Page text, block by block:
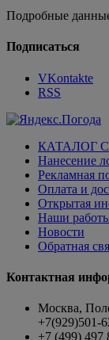
Подробные
Подписаться
VKontakte
RSS
КАТАЛОГ
Нанесение
Рекламная
Оплата и
Открытая
Наши
Новости
Обратная
Контактная
Москва,
+7(929)501-
+7 (499) 497